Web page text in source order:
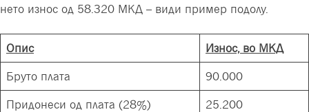
нето износ од 58.320 МКД – види пример подолу.
Опис Износ, во МКД
Бруто плата 90.000
Придонеси од плата (28%) 25.200